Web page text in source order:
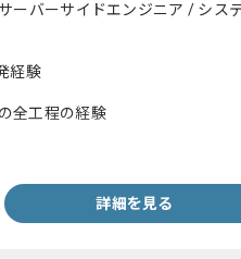
ーバーサイドエンジニア / シス
経験
全工程の経験
詳細を見る